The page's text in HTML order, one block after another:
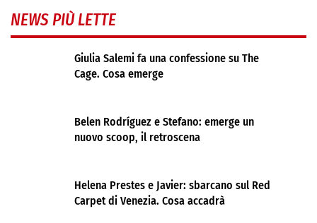
NEWS PIÙ LETTE
Giulia Salemi fa una confessione su The
Cage. Cosa emerge
Belen Rodríguez e Stefano: emerge un
nuovo scoop, il retroscena
Helena Prestes e Javier: sbarcano sul Red
Carpet di Venezia. Cosa accadrà